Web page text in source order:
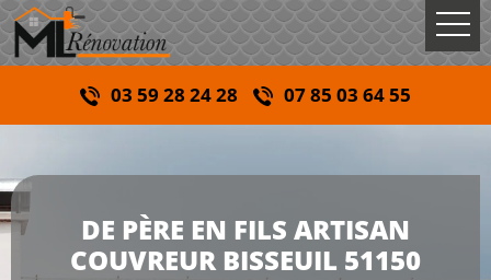
03 59 28 24 28 07 85 03 64 55
DE PÈRE EN FILS ARTISAN
COUVREUR BISSEUIL 51150